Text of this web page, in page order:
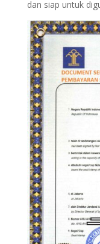
dan siap untuk